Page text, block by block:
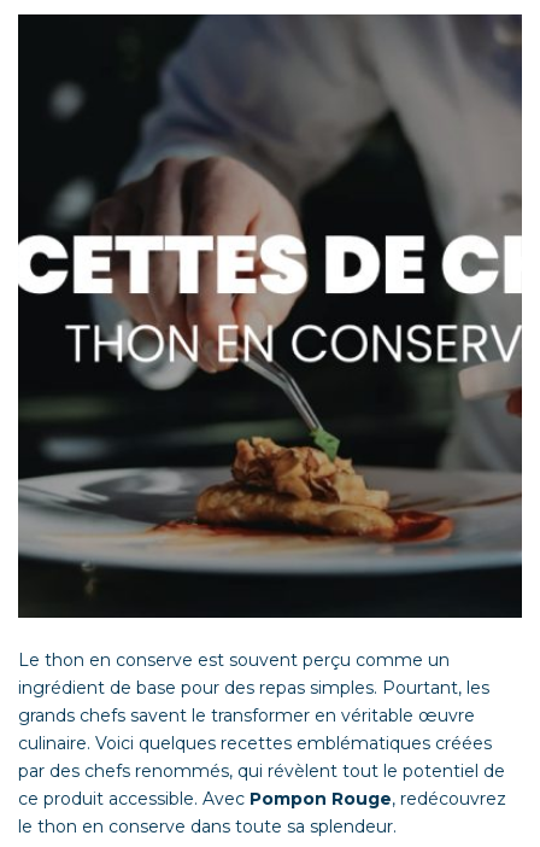
Le thon en conserve est souvent perçu comme un
ingrédient de base pour des repas simples. Pourtant, les
grands chefs savent le transformer en véritable œuvre
culinaire. Voici quelques recettes emblématiques créées
par des chefs renommés, qui révèlent tout le potentiel de
ce produit accessible. Avec Pompon Rouge, redécouvrez
le thon en conserve dans toute sa splendeur.